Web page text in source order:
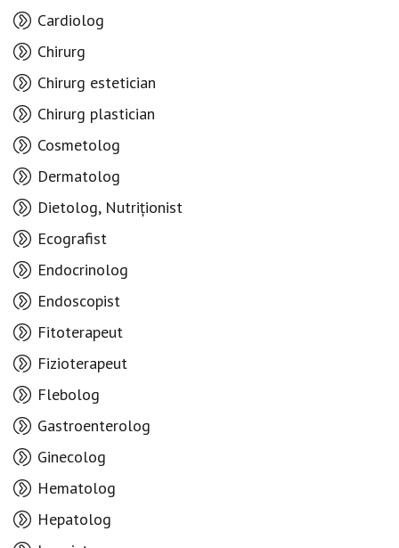
Cardiolog
Chirurg
Chirurg estetician
Chirurg plastician
Cosmetolog
Dermatolog
Dietolog, Nutriționist
Ecografist
Endocrinolog
Endoscopist
Fitoterapeut
Fizioterapeut
Flebolog
Gastroenterolog
Ginecolog
Hematolog
Hepatolog